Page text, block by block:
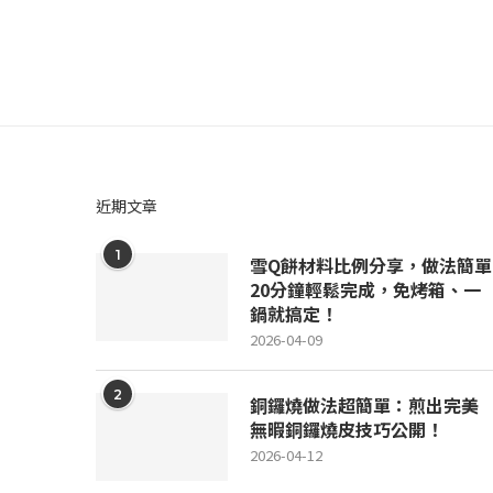
近期文章
1
雪Q餅材料比例分享，做法簡單
20分鐘輕鬆完成，免烤箱、一
鍋就搞定！
2026-04-09
2
銅鑼燒做法超簡單：煎出完美
無暇銅鑼燒皮技巧公開！
2026-04-12